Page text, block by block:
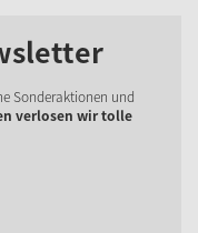
Sonderaktionen und
verlosen wir tolle